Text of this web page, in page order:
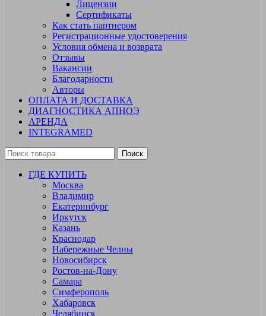
Лицензии
Сертификаты
Как стать партнером
Регистрационные удостоверения
Условия обмена и возврата
Отзывы
Вакансии
Благодарности
Авторы
ОПЛАТА И ДОСТАВКА
ДИАГНОСТИКА АПНОЭ
АРЕНДА
INTEGRAMED
Поиск
ГДЕ КУПИТЬ
Москва
Владимир
Екатеринбург
Иркутск
Казань
Краснодар
Набережные Челны
Новосибирск
Ростов-на-Дону
Самара
Симферополь
Хабаровск
Челябинск